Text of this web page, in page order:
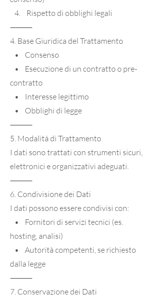
4. Rispetto di obblighi legali
⸻
4. Base Giuridica del Trattamento
• Consenso
• Esecuzione di un contratto o pre-
contratto
• Interesse legittimo
• Obblighi di legge
⸻
5. Modalità di Trattamento
I dati sono trattati con strumenti sicuri,
elettronici e organizzativi adeguati.
⸻
6. Condivisione dei Dati
I dati possono essere condivisi con:
• Fornitori di servizi tecnici (es.
hosting, analisi)
• Autorità competenti, se richiesto
dalla legge
⸻
7. Conservazione dei Dati